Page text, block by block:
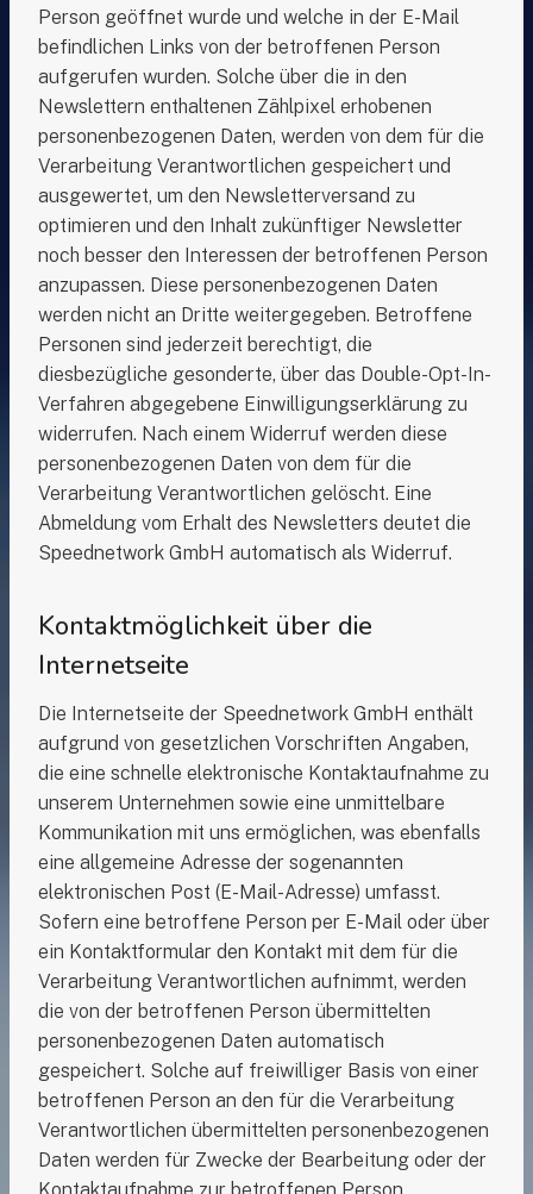
Person geöffnet wurde und welche in der E-Mail
befindlichen Links von der betroffenen Person
aufgerufen wurden. Solche über die in den
Newslettern enthaltenen Zählpixel erhobenen
personenbezogenen Daten, werden von dem für die
Verarbeitung Verantwortlichen gespeichert und
ausgewertet, um den Newsletterversand zu
optimieren und den Inhalt zukünftiger Newsletter
noch besser den Interessen der betroffenen Person
anzupassen. Diese personenbezogenen Daten
werden nicht an Dritte weitergegeben. Betroffene
Personen sind jederzeit berechtigt, die
diesbezügliche gesonderte, über das Double-Opt-In-
Verfahren abgegebene Einwilligungserklärung zu
widerrufen. Nach einem Widerruf werden diese
personenbezogenen Daten von dem für die
Verarbeitung Verantwortlichen gelöscht. Eine
Abmeldung vom Erhalt des Newsletters deutet die
Speednetwork GmbH automatisch als Widerruf.
Kontaktmöglichkeit über die
Internetseite
Die Internetseite der Speednetwork GmbH enthält
aufgrund von gesetzlichen Vorschriften Angaben,
die eine schnelle elektronische Kontaktaufnahme zu
unserem Unternehmen sowie eine unmittelbare
Kommunikation mit uns ermöglichen, was ebenfalls
eine allgemeine Adresse der sogenannten
elektronischen Post (E-Mail-Adresse) umfasst.
Sofern eine betroffene Person per E-Mail oder über
ein Kontaktformular den Kontakt mit dem für die
Verarbeitung Verantwortlichen aufnimmt, werden
die von der betroffenen Person übermittelten
personenbezogenen Daten automatisch
gespeichert. Solche auf freiwilliger Basis von einer
betroffenen Person an den für die Verarbeitung
Verantwortlichen übermittelten personenbezogenen
Daten werden für Zwecke der Bearbeitung oder der